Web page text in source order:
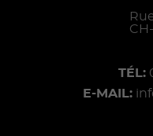
CH-
TÉL:
E-MAIL: